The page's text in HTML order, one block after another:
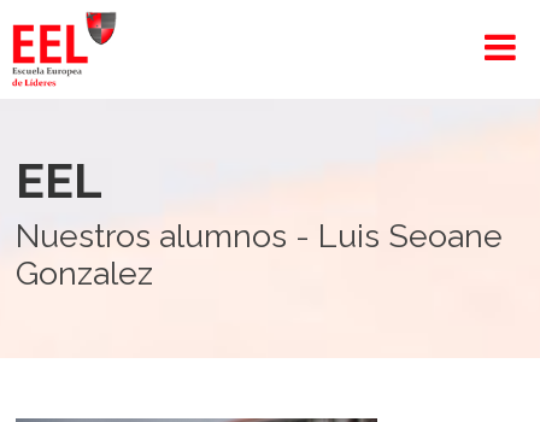
EEL
Nuestros alumnos - Luis Seoane
Gonzalez